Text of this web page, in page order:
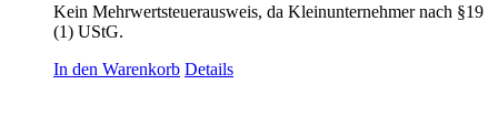
Kein Mehrwertsteuerausweis, da Kleinunternehmer nach §19
(1) UStG.
In den Warenkorb Details